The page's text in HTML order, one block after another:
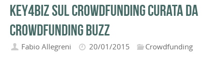
Key4Biz sul crowdfunding curata da
Crowdfunding Buzz
Fabio Allegreni 20/01/2015 Crowdfunding